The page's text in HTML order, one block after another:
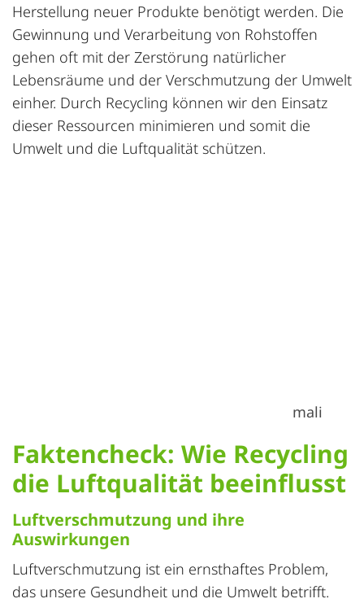
Herstellung neuer Produkte benötigt werden. Die
Gewinnung und Verarbeitung von Rohstoffen
gehen oft mit der Zerstörung natürlicher
Lebensräume und der Verschmutzung der Umwelt
einher. Durch Recycling können wir den Einsatz
dieser Ressourcen minimieren und somit die
Umwelt und die Luftqualität schützen.
mali maeder
Faktencheck: Wie Recycling
die Luftqualität beeinflusst
Luftverschmutzung und ihre
Auswirkungen
Luftverschmutzung ist ein ernsthaftes Problem,
das unsere Gesundheit und die Umwelt betrifft.